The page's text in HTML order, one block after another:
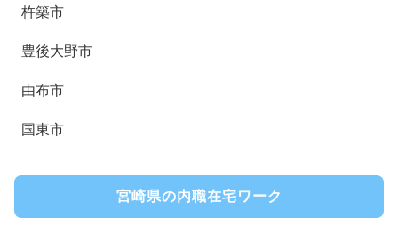
杵築市
豊後大野市
由布市
国東市
宮崎県の内職在宅ワーク